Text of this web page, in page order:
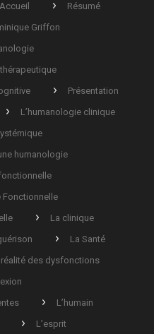
Accueil
Résumé
Griffon
Présentation
L’humanologie clinique
humanologie
Fonctionnelle
La clinique
La Santé
réalité des dysfonctions
L’humain
L’esprit